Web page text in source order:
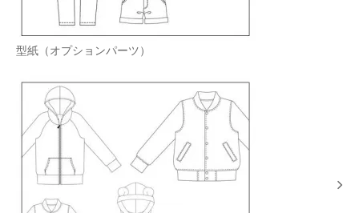
型紙（オプションパーツ）